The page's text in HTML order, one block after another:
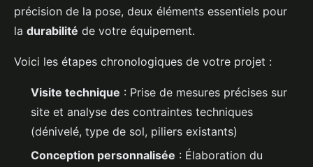
précision de la pose, deux éléments essentiels pour
la durabilité de votre équipement.
Voici les étapes chronologiques de votre projet :
Visite technique : Prise de mesures précises sur
site et analyse des contraintes techniques
(dénivelé, type de sol, piliers existants)
Conception personnalisée : Élaboration du